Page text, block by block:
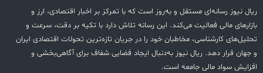
ریال نیوز رسانه‌ای مستقل و به‌روز است که با تمرکز بر اخبار اقتصادی، ارز و
بازارهای مالی فعالیت می‌کند. این رسانه تلاش دارد با تکیه بر دقت، سرعت و
تحلیل‌های کارشناسی، مخاطبان خود را در جریان تازه‌ترین تحولات اقتصادی ایران
و جهان قرار دهد. ریال نیوز به‌دنبال ایجاد فضایی شفاف برای آگاهی‌بخشی و
افزایش سواد مالی جامعه است.